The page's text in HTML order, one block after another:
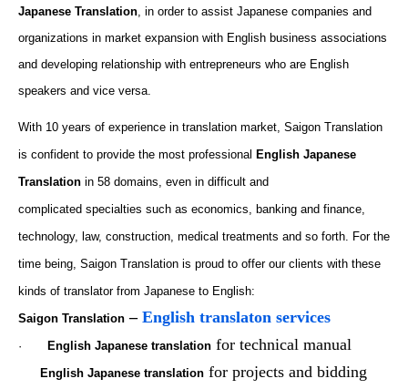
Japanese Translation, in order to assist Japanese companies and
organizations in market expansion with English business associations
and developing relationship with entrepreneurs who are English
speakers and vice versa.
With 10 years of experience in translation market, Saigon Translation
is confident to provide the most professional English Japanese
Translation in 58 domains, even in difficult and
complicated specialties such as economics, banking and finance,
technology, law, construction, medical treatments and so forth. For the
time being, Saigon Translation is proud to offer our clients with these
kinds of translator from Japanese to English:
Saigon Translation – English translaton services
· English Japanese translation for technical manual
English Japanese translation for projects and bidding